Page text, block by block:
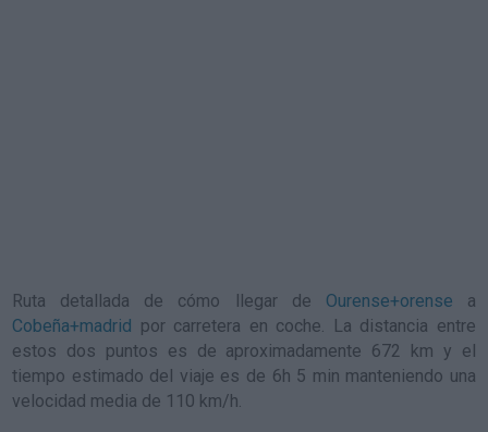
Ruta detallada de cómo llegar de Ourense+orense a
Cobeña+madrid por carretera en coche. La distancia entre
estos dos puntos es de aproximadamente 672 km y el
tiempo estimado del viaje es de 6h 5 min manteniendo una
velocidad media de 110 km/h.